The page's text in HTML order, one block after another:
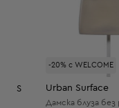
S
-20% с WELCOME
Urban Surface
Дамска блуза без